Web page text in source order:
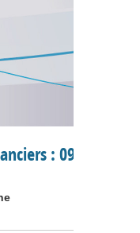
: 09 compte